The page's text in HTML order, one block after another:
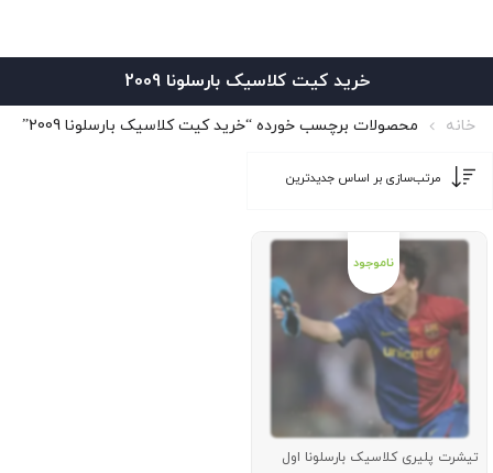
خرید کیت کلاسیک بارسلونا 2009
خانه محصولات برچسب خورده “خرید کیت کلاسیک بارسلونا 2009”
تیشرت پلیری کلاسیک بارسلونا اول